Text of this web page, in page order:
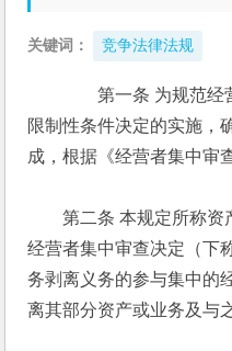
关键词： 竞争法律法规
第一条 为规范经
限制性条件决定的实施，
成，根据《经营者集中审
第二条 本规定所称资
经营者集中审查决定（下
务剥离义务的参与集中的
离其部分资产或业务及与